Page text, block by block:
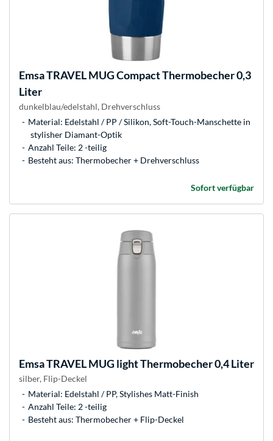
EmsaTRAVEL MUG Compact Thermobecher 0,3
Liter
dunkelblau/edelstahl, Drehverschluss
Material: Edelstahl / PP / Silikon, Soft-Touch-Manschette in
stylisher Diamant-Optik
Anzahl Teile: 2 -teilig
Besteht aus: Thermobecher + Drehverschluss
Sofort verfügbar
EmsaTRAVEL MUG light Thermobecher 0,4 Liter
silber, Flip-Deckel
Material: Edelstahl / PP, Stylishes Matt-Finish
Anzahl Teile: 2 -teilig
Besteht aus: Thermobecher + Flip-Deckel